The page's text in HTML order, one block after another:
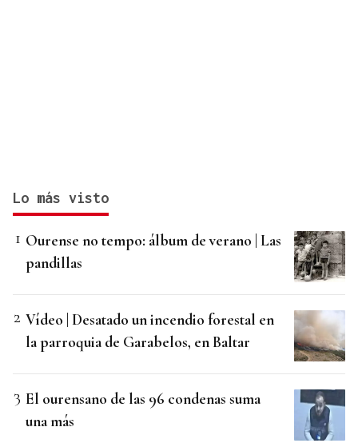
Lo más visto
Ourense no tempo: álbum de verano | Las
pandillas
Vídeo | Desatado un incendio forestal en
la parroquia de Garabelos, en Baltar
El ourensano de las 96 condenas suma
una más